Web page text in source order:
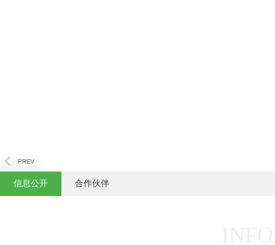
信息公开 合作伙伴